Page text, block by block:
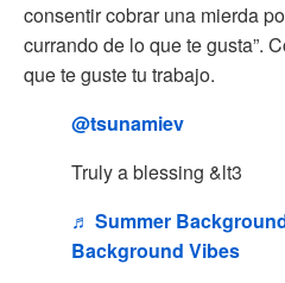
consentir cobrar una mierda
currando de lo que te gusta”.
que te guste tu trabajo.
@tsunamiev
Truly a blessing &lt3
♬ Summer
Background Vibes